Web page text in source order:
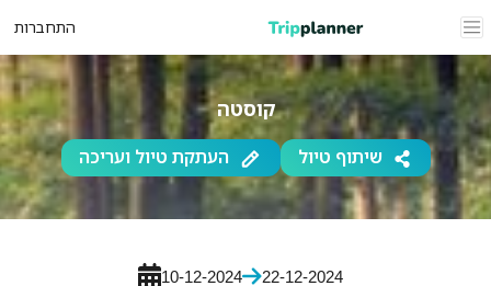
התחברות
קוסטה
העתקת טיול ועריכה שיתוף טיול
10-12-2024 22-12-2024